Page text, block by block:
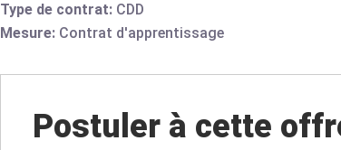
Type de contrat: CDD
Mesure: Contrat d'apprentissage
Postuler à cette